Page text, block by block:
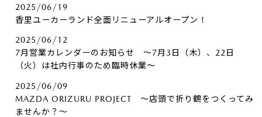
2025/06/19
香里ユーカーランド全面リニューアルオープン！
2025/06/12
7月営業カレンダーのお知らせ ～7月3日（木）、22日
（火）は社内行事のため臨時休業～
2025/06/09
MAZDA ORIZURU PROJECT ～店頭で折り鶴をつくってみ
ませんか？～